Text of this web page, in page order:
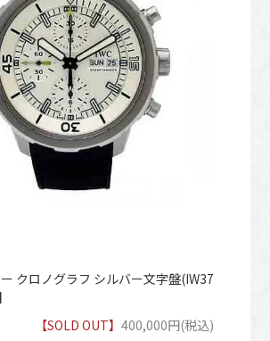
クロノグラフ シルバー文字盤(IW37
【SOLD OUT】400,000円(税込)